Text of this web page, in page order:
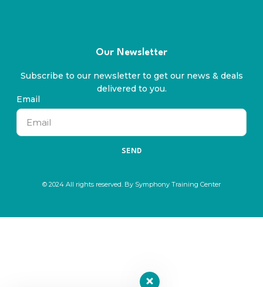
Our Newsletter
Subscribe to our newsletter to get our news & deals
delivered to you.
Email
SEND
© 2024 All rights reserved. By Symphony Training Center